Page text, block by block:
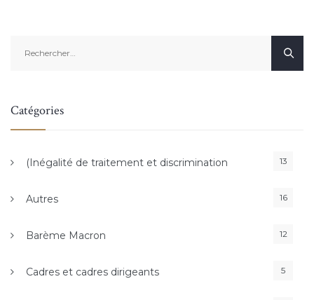
Catégories
(Inégalité de traitement et discrimination 13
Autres 16
Barème Macron 12
Cadres et cadres dirigeants 5